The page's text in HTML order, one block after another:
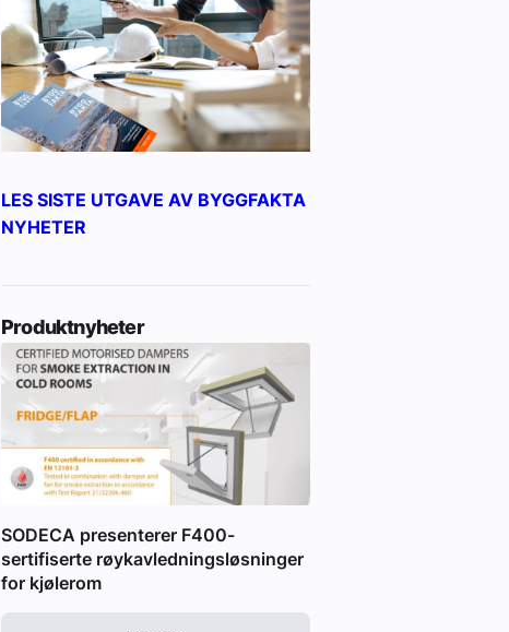
LES SISTE UTGAVE AV BYGGFAKTA
NYHETER
Produktnyheter
SODECA presenterer F400-
sertifiserte røykavledningsløsninger
for kjølerom